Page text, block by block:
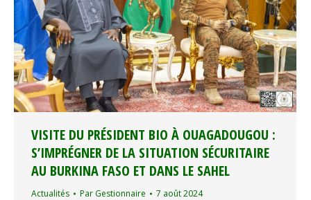
VISITE DU PRÉSIDENT BIO À OUAGADOUGOU :
S’IMPRÉGNER DE LA SITUATION SÉCURITAIRE
AU BURKINA FASO ET DANS LE SAHEL
Actualités Par Gestionnaire 7 août 2024